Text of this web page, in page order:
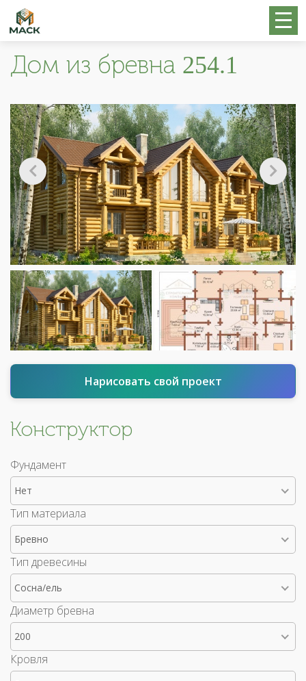
Дом из бревна 254.1
Нарисовать свой проект
Конструктор
Фундамент
Нет
Тип материала
Бревно
Тип древесины
Сосна/ель
Диаметр бревна
200
Кровля